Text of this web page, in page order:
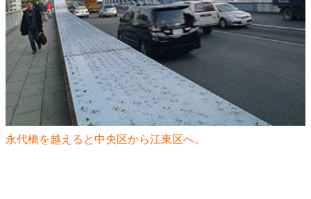
永代橋を越えると中央区から江東区へ。